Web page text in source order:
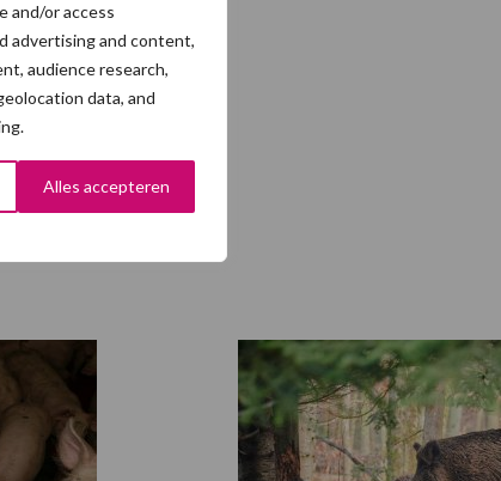
and/or access
advertising and content,
audience research,
data, and
Alles accepteren